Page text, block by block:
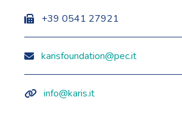
+39 0541 27921
karisfoundation@pec.it
info@karis.it